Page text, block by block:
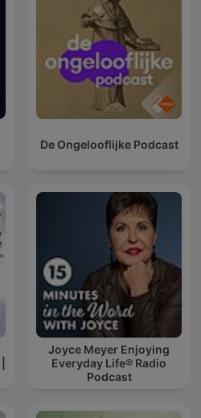
De Ongelooflijke Podcast
Joyce Meyer Enjoying
Everyday Life® Radio
Podcast